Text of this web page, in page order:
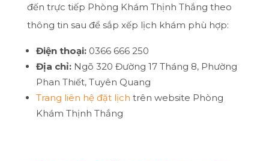
đến trực tiếp Phòng Khám Thịnh Thắng theo
thông tin sau để sắp xếp lịch khám phù hợp:
Điện thoại:0366 666 250
Địa chỉ:Ngõ 320 Đường 17 Tháng 8, Phường
Phan Thiết, Tuyên Quang
Trang liên hệ đặt lịch trên website Phòng
Khám Thịnh Thắng